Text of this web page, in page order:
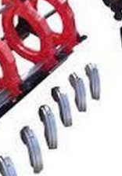
disso, todos os
assegurando
para quem adquire
com a DPS é
de todo o Brasil.
linha, a
auxiliando na
que melhor
de cada